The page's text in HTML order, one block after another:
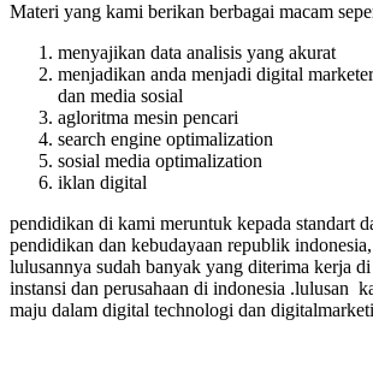
Materi yang kami berikan berbagai macam
menyajikan data analisis yang akurat
menjadikan anda menjadi digital
dan media sosial
agloritma mesin pencari
search engine optimalization
sosial media optimalization
iklan digital
pendidikan di kami meruntuk kepada standart
pendidikan dan kebudayaan republik
lulusannya sudah banyak yang diterima kerja
instansi dan perusahaan di indonesia .lulusan
maju dalam digital technologi dan